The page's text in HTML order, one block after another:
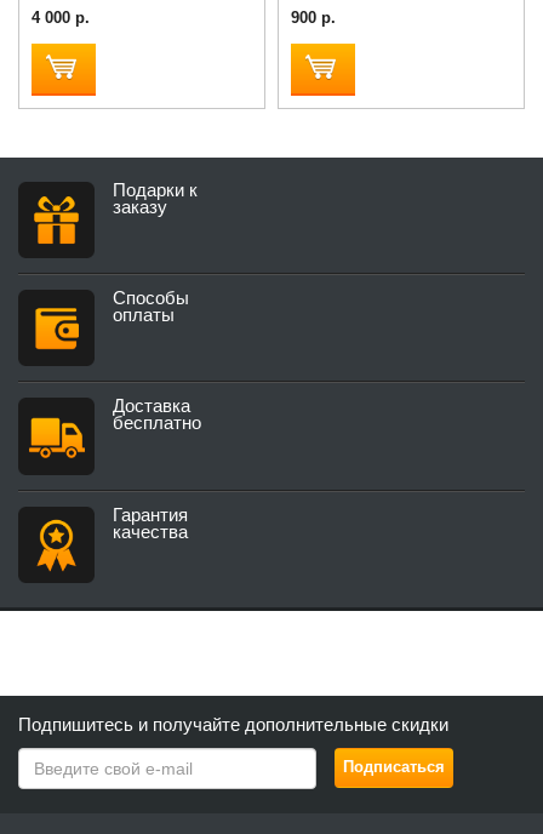
4 000 р. 900 р.
Подарки к
заказу
Способы
оплаты
Доставка
бесплатно
Гарантия
качества
Подпишитесь и получайте дополнительные скидки